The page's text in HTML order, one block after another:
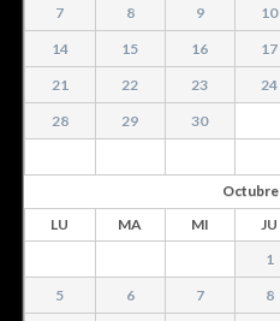
7
8 9 10
14
15 16 17
21
22 23 24
28
29 30
Octubre
LU
MA MI JU
1
5
6 7 8